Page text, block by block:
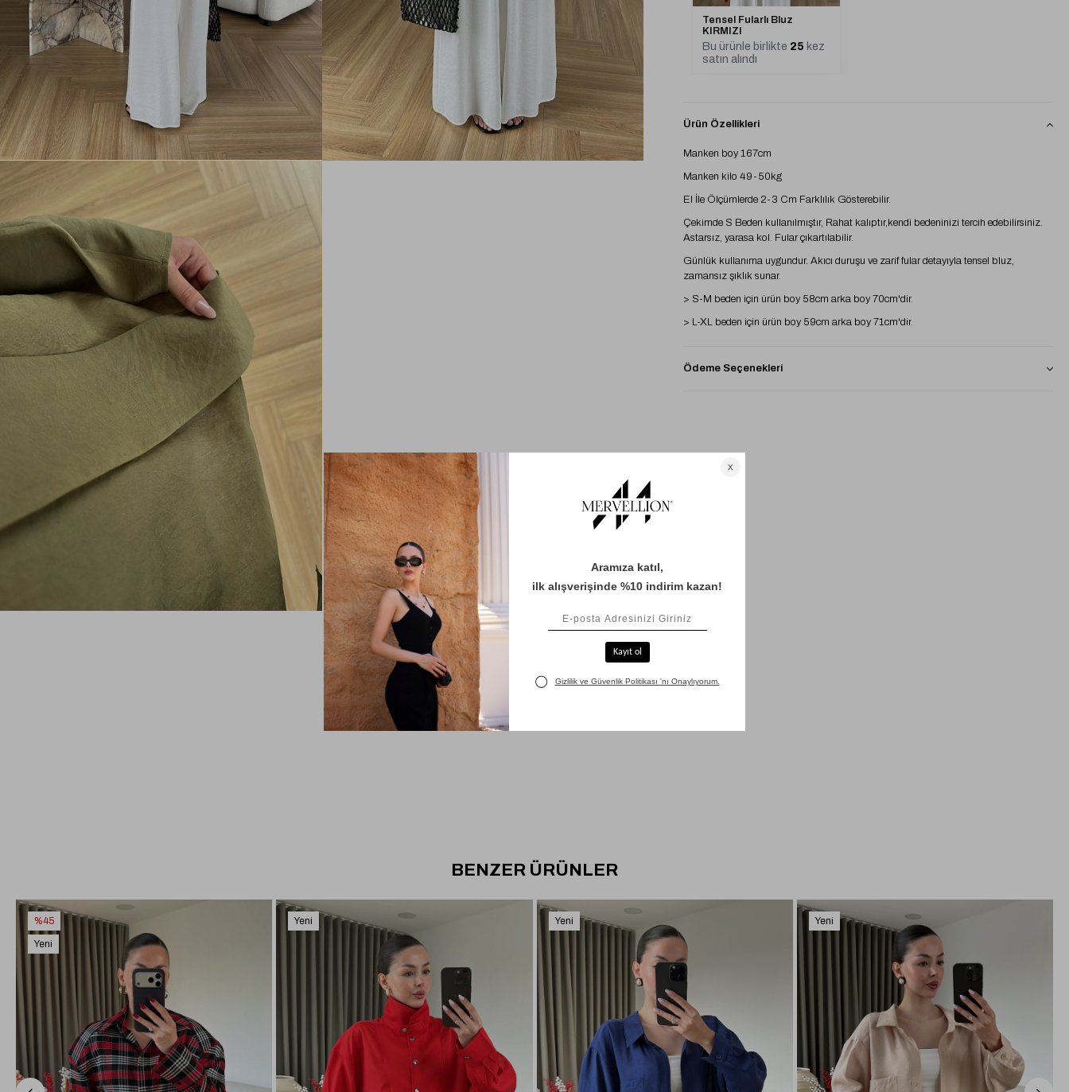
Tensel Fularlı Bluz
KIRMIZI
Bu ürünle birlikte 25 kez
satın alındı
Ürün Özellikleri
Manken boy 167cm
Manken kilo 49-50kg
El İle Ölçümlerde 2-3 Cm Farklılık Gösterebilir.
Çekimde S Beden kullanılmıştır, Rahat kalıptır,kendi bedeninizi tercih edebilirsiniz.
Astarsız, yarasa kol. Fular çıkartılabilir.
Günlük kullanıma uygundur. Akıcı duruşu ve zarif fular detayıyla tensel bluz,
zamansız şıklık sunar.
> S-M beden için ürün boy 58cm arka boy 70cm'dir.
> L-XL beden için ürün boy 59cm arka boy 71cm'dir.
Ödeme Seçenekleri
BENZER ÜRÜNLER
%45
Yeni
Yeni
Yeni
Yeni